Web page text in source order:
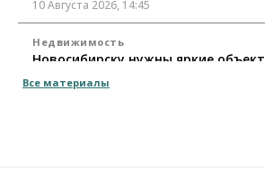
10 Августа 2026, 14:45
Недвижимость
Новосибирску нужны яркие
10 Августа 2026, 14:30
Все материалы